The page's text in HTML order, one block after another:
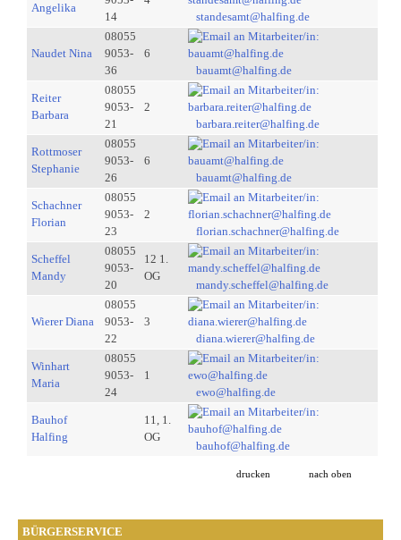
BÜRGERSERVICE
Angelika
14
standesamt@halfing.de
Naudet Nina
08055
9053-
36
6
bauamt@halfing.de
Reiter
Barbara
08055
9053-
21
2
barbara.reiter@halfing.de
Rottmoser
Stephanie
08055
9053-
26
6
bauamt@halfing.de
Schachner
Florian
08055
9053-
23
2
florian.schachner@halfing.de
Scheffel
Mandy
08055
9053-
20
12 1.
OG
mandy.scheffel@halfing.de
Wierer Diana
08055
9053-
22
3
diana.wierer@halfing.de
Winhart
Maria
08055
9053-
24
1
ewo@halfing.de
Bauhof
Halfing
11, 1.
OG
bauhof@halfing.de
drucken nach oben